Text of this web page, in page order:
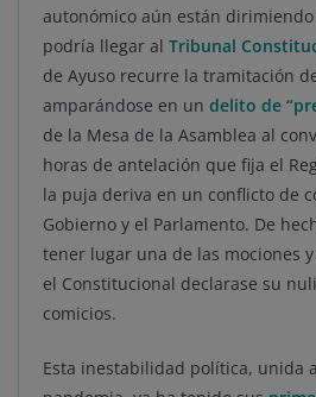
autonómico aún están
podría llegar al Tribunal
de Ayuso recurre la tramitación
amparándose en un delito de
de la Mesa de la Asamblea al
horas de antelación que fija el
la puja deriva en un conflicto de
Gobierno y el Parlamento. De
tener lugar una de las mociones
el Constitucional declarase su
comicios.
Esta inestabilidad política, unida